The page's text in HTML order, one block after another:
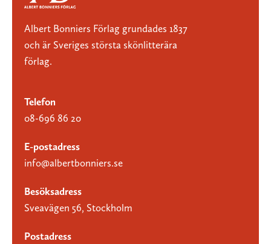
Albert Bonniers Förlag grundades 1837
och är Sveriges största skönlitterära
förlag.
Telefon
08-696 86 20
E-postadress
info@albertbonniers.se
Besöksadress
Sveavägen 56, Stockholm
Postadress